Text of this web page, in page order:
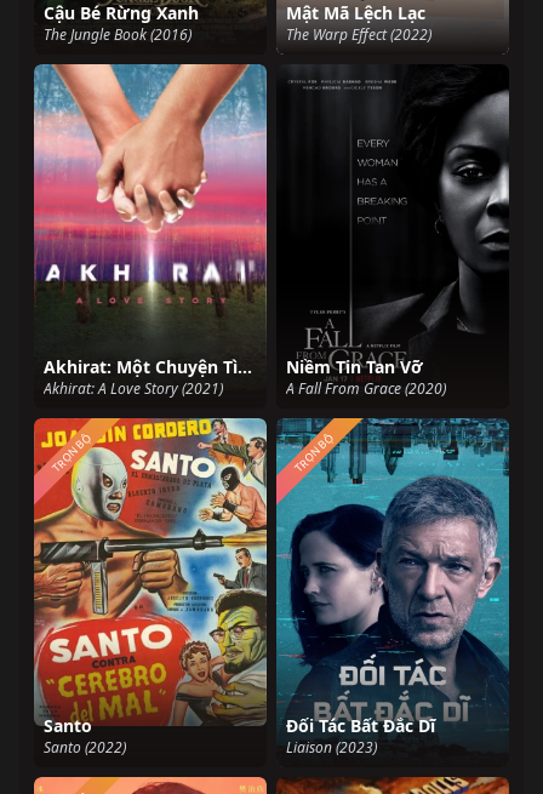
Cậu Bé Rừng Xanh
The Jungle Book (2016)
Mật Mã Lệch Lạc
The Warp Effect (2022)
Akhirat: Một Chuyện Tình
Akhirat: A Love Story (2021)
Niềm Tin Tan Vỡ
A Fall From Grace (2020)
Santo
Santo (2022)
TRỌN BỘ
Đối Tác Bất Đắc Dĩ
Liaison (2023)
TRỌN BỘ